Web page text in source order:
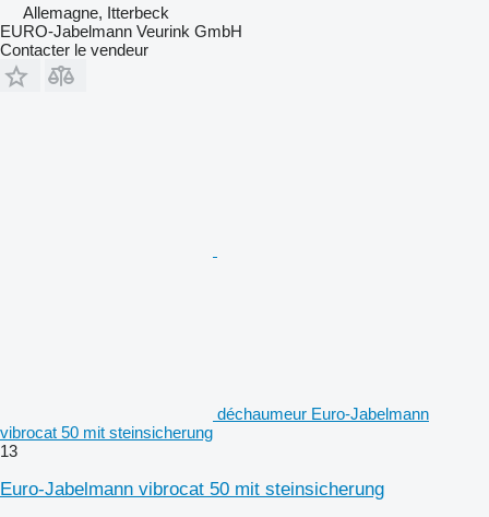
Allemagne, Itterbeck
EURO-Jabelmann Veurink GmbH
Contacter le vendeur
déchaumeur Euro-Jabelmann
vibrocat 50 mit steinsicherung
13
Euro-Jabelmann vibrocat 50 mit steinsicherung